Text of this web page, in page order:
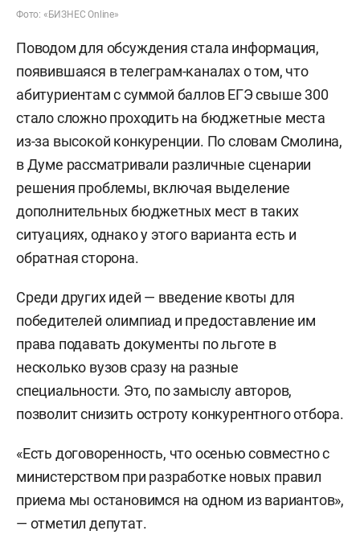
Фото: «БИЗНЕС Online»
Поводом для обсуждения стала информация,
появившаяся в телеграм-каналах о том, что
абитуриентам с суммой баллов ЕГЭ свыше 300
стало сложно проходить на бюджетные места
из-за высокой конкуренции. По словам Смолина,
в Думе рассматривали различные сценарии
решения проблемы, включая выделение
дополнительных бюджетных мест в таких
ситуациях, однако у этого варианта есть и
обратная сторона.
Среди других идей — введение квоты для
победителей олимпиад и предоставление им
права подавать документы по льготе в
несколько вузов сразу на разные
специальности. Это, по замыслу авторов,
позволит снизить остроту конкурентного отбора.
«Есть договоренность, что осенью совместно с
министерством при разработке новых правил
приема мы остановимся на одном из вариантов»,
— отметил депутат.